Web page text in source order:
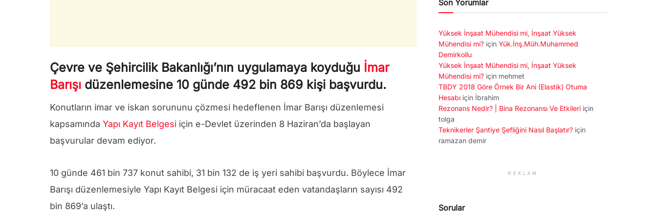
Çevre ve Şehircilik Bakanlığı’nın uygulamaya koyduğu İmar
Barışı düzenlemesine 10 günde 492 bin 869 kişi başvurdu.
Konutların imar ve iskan sorununu çözmesi hedeflenen İmar Barışı düzenlemesi
kapsamında Yapı Kayıt Belgesi için e-Devlet üzerinden 8 Haziran’da başlayan
başvurular devam ediyor.
10 günde 461 bin 737 konut sahibi, 31 bin 132 de iş yeri sahibi başvurdu. Böylece İmar
Barışı düzenlemesiyle Yapı Kayıt Belgesi için müracaat eden vatandaşların sayısı 492
bin 869’a ulaştı.
Son Yorumlar
Yüksek İnşaat Mühendisi mi, İnşaat Yüksek
Mühendisi mi? için Yük.İnş.Müh.Muhammed
Demirkollu
Yüksek İnşaat Mühendisi mi, İnşaat Yüksek
Mühendisi mi? için mehmet
TBDY 2018 Göre Örnek Bir Ani (Elastik) Otuma
Hesabı için İbrahim
Rezonans Nedir? | Bina Rezonansı Ve Etkileri için
tolga
Teknikerler Şantiye Şefliğini Nasıl Başlatır? için
ramazan demir
REKLAM
Sorular